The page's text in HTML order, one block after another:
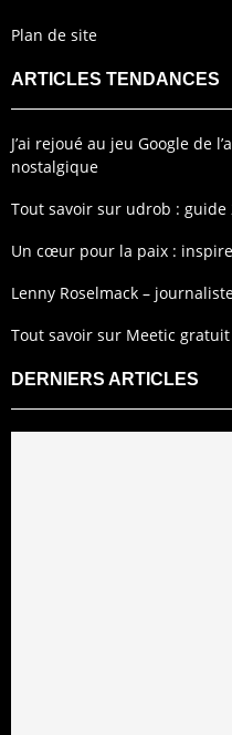
Plan de site
ARTICLES TENDANCES
J’ai rejoué au jeu Google de
nostalgique
Tout savoir sur udrob : guide
Un cœur pour la paix :
Lenny Roselmack –
Tout savoir sur Meetic gratuit
DERNIERS ARTICLES